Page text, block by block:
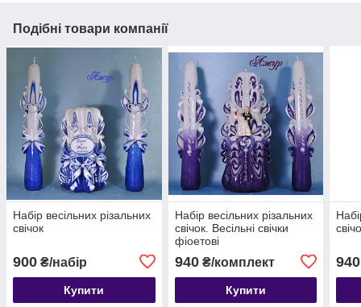
Подібні товари компанії
Набір весільних різальних
свічок
900 ₴/набір
Купити
Набір весільних різальних
свічок. Весільні свічки
фіоетові
940₴/комплект
Купити
940